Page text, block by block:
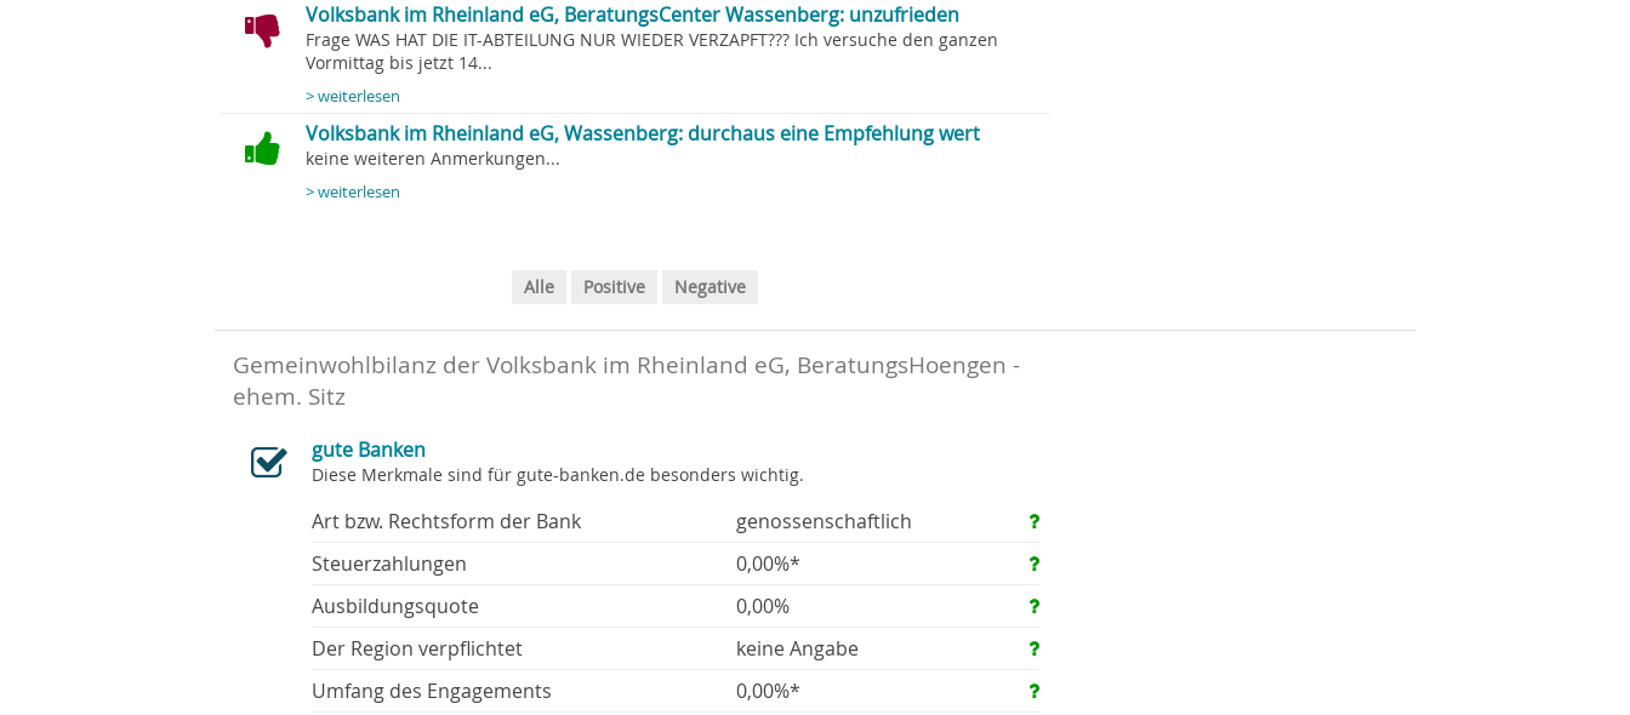
Volksbank im Rheinland eG, BeratungsCenter Wassenberg: unzufrieden
Frage WAS HAT DIE IT-ABTEILUNG NUR WIEDER VERZAPFT??? Ich versuche den ganzen
Vormittag bis jetzt 14...
> weiterlesen
Volksbank im Rheinland eG, Wassenberg: durchaus eine Empfehlung wert
keine weiteren Anmerkungen...
> weiterlesen
Alle Positive Negative
Gemeinwohlbilanz der Volksbank im Rheinland eG, BeratungsHoengen -
ehem. Sitz
gute Banken
Diese Merkmale sind für gute-banken.de besonders wichtig.
Art bzw. Rechtsform der Bank
genossenschaftlich
Steuerzahlungen
0,00%*
Ausbildungsquote
0,00%
Der Region verpflichtet
keine Angabe
Umfang des Engagements
0,00%*